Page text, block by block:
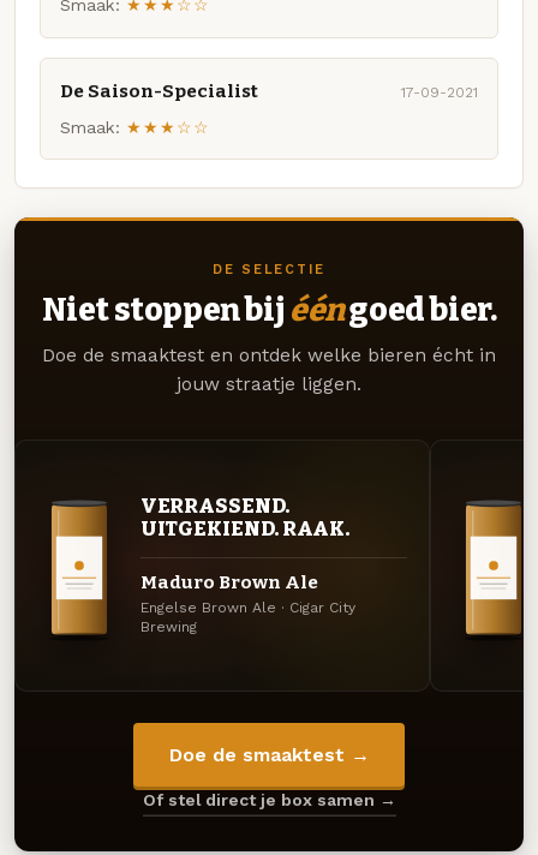
Smaak: ★★★☆☆
De Saison-Specialist 17-09-2021
Smaak: ★★★☆☆
DE SELECTIE
Niet stoppen bij ééngoed bier.
Doe de smaaktest en ontdek welke bieren écht in
jouw straatje liggen.
VERRASSEND.
UITGEKIEND. RAAK.
Maduro Brown Ale
Engelse Brown Ale · Cigar City
Brewing
Doe de smaaktest →
Of stel direct je box samen →